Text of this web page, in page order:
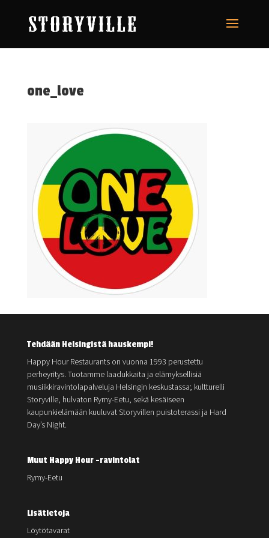
one_love
Tehdään Helsingistä hauskempi!
Happy Hour Restaurants on vuonna 1993 perustettu
perheyritys. Tuotamme laadukkaita ja elämyksellisiä
musiikkiravintolapalveluja Helsingin keskustassa; kultturelli
Storyville, hulvaton Rymy-Eetu, sekä kesäiseen
kaupunkielämään kuuluvat Storyvillen puistoterassi ja Hard
Day’s Night.
Muut Happy Hour -ravintolat
Rymy-Eetu
Lisätietoja
Löytötavarat